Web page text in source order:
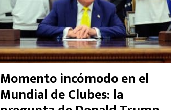
Momento incómodo en el
Mundial de Clubes: la